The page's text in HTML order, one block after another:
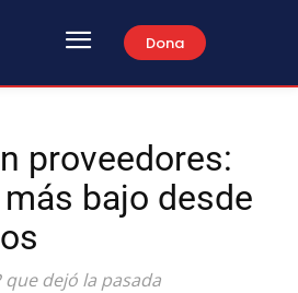
Dona
proveedores:
bajo desde
que dejó la pasada